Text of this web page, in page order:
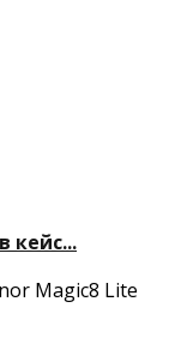
кейс...
Magic8 Lite